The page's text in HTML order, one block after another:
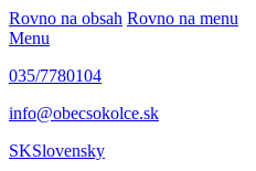
Rovno na obsah Rovno na menu
Menu
035/7780104
info@obecsokolce.sk
SKSlovensky